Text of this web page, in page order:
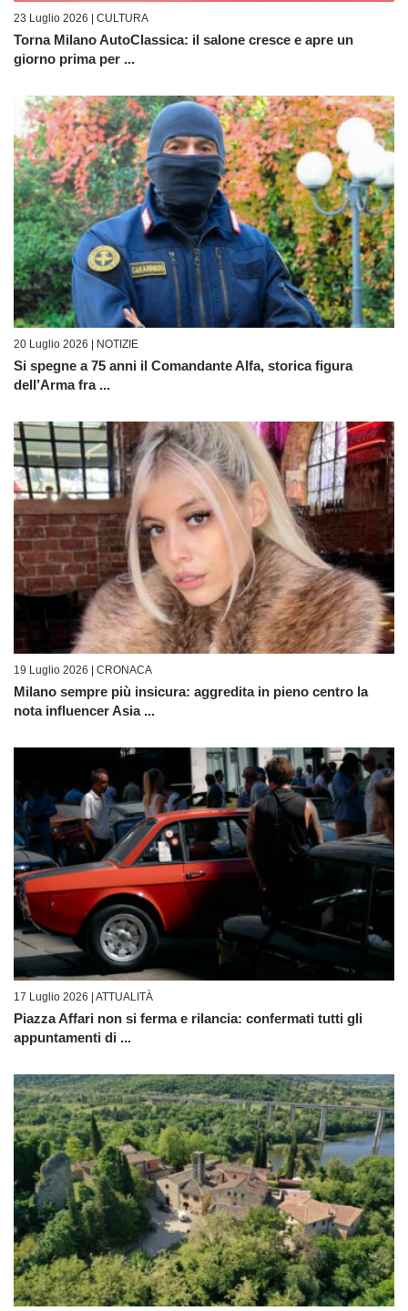
23 Luglio 2026 | CULTURA
Torna Milano AutoClassica: il salone cresce e apre un
giorno prima per ...
20 Luglio 2026 | NOTIZIE
Si spegne a 75 anni il Comandante Alfa, storica figura
dell’Arma fra ...
19 Luglio 2026 | CRONACA
Milano sempre più insicura: aggredita in pieno centro la
nota influencer Asia ...
17 Luglio 2026 | ATTUALITÀ
Piazza Affari non si ferma e rilancia: confermati tutti gli
appuntamenti di ...